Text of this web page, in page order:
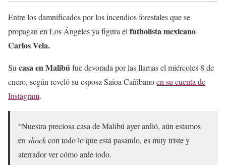
Entre los damnificados por los incendios forestales que se
propagan en Los Ángeles ya figura el futbolista mexicano
Carlos Vela.
Su casa en Malibúfue devorada por las llamas el miércoles 8 de
enero, según reveló su esposa Saioa Cañibanoen su cuenta de
Instagram.
“Nuestra preciosa casa de Malibú ayer ardió, aún estamos
en shockcon todo lo que está pasando, es muy triste y
aterrador ver cómo arde todo.